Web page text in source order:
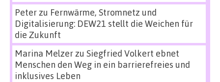
Peterzu Fernwärme, Stromnetz und
Digitalisierung: DEW21 stellt die Weichen für
die Zukunft
Marina Melzerzu Siegfried Volkert ebnet
Menschen den Weg in ein barrierefreies und
inklusives Leben